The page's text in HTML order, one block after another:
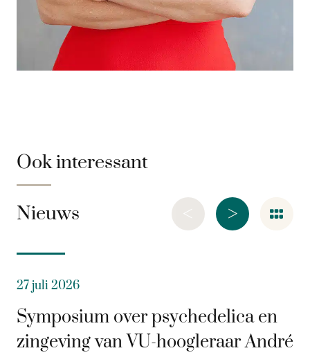
Ook interessant
Nieuws >
<
27 juli 2026
Symposium over psychedelica en
zingeving van VU-hoogleraar André